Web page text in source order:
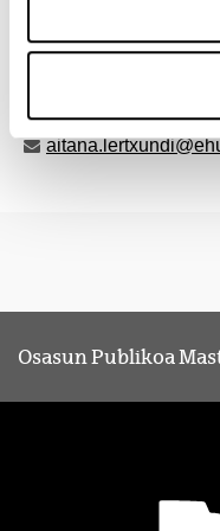
Informazio gehiago
Lertxundi Manterola,
Osasun Publikoa